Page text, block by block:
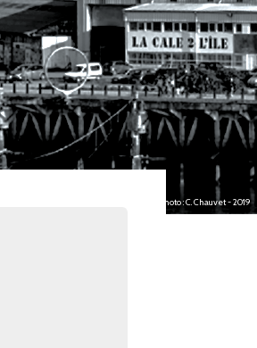
photo : C. Chauvet - 2019